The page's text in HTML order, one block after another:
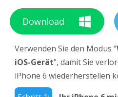
Download
Verwenden Sie den Modus "
iOS-Gerät", damit Sie
iPhone 6 wiederherstellen